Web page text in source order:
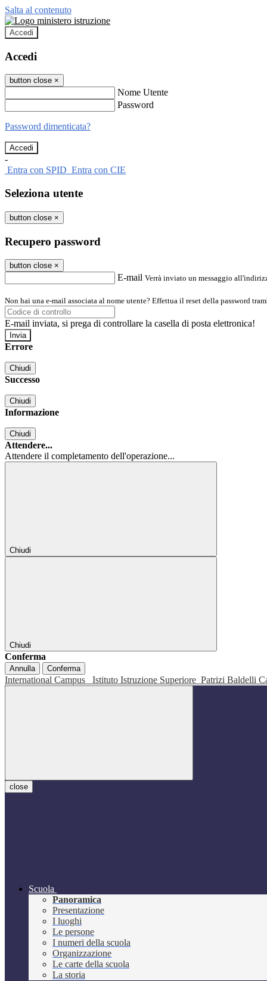
Salta al contenuto
Accedi
Accedi
button close ×
Nome Utente
Password
Password dimenticata?
-
Entra con SPID Entra con CIE
Seleziona utente
button close ×
Recupero password
button close ×
E-mail Verrà inviato un messaggio
Non hai una e-mail associata al nome utente? Effettua il reset della password
E-mail inviata, si prega di controllare la casella di posta elettronica!
Errore
Chiudi
Successo
Chiudi
Informazione
Chiudi
Attendere...
Attendere il completamento dell'operazione...
Chiudi
Chiudi
Conferma
Annulla Conferma
International Campus Istituto Istruzione Superiore Patrizi Baldelli
close
Scuola
Panoramica
Presentazione
I luoghi
Le persone
I numeri della scuola
Organizzazione
Le carte della scuola
La storia